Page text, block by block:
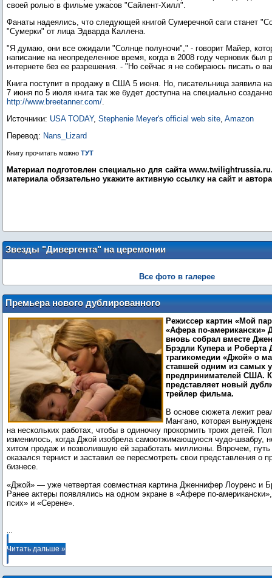
своей ролью в фильме ужасов "Сайлент-Хилл".
Фанаты надеялись, что следующей книгой Сумеречной саги станет
"Сумерки" от лица Эдварда Каллена.
"Я думаю, они все ожидали "Солнце полуночи"," - говорит Майер,
написание на неопределенное время, когда в 2008 году черновик был
интернете без ее разрешения. - "Но сейчас я не собираюсь писать о
Книга поступит в продажу в США 5 июня. Но, писательница заявила
7 июня по 5 июля книга так же будет доступна на специально
http://www.breetanner.com/.
Источники: USA TODAY, Stephenie Meyer's official web site, Amazon
Перевод: Nans_Lizard
Книгу прочитать можно ТУТ
Материал подготовлен специально для сайта
материала обязательно укажите активную ссылку на сайт и
Звезды "Дивергента" на церемонии
Women In Hollywood Awards (19 октября)
Все фото в галерее
Премьера нового дублированного
трейлера «Джой»
Режиссер картин «Мой
«Афера по-американски»
вновь собрал вместе
Брэдли Купера и Роберта
трагикомедии «Джой» о
ставшей одним из самых
предпринимателей США.
представляет новый
трейлер фильма.
В основе сюжета лежит
Мангано, которая
на нескольких работах, чтобы в одиночку прокормить троих детей.
изменилось, когда Джой изобрела самоотжимающуюся чудо-швабру,
хитом продаж и позволившую ей заработать миллионы. Впрочем,
оказался тернист и заставил ее пересмотреть свои представления о
бизнесе.
«Джой» — уже четвертая совместная картина Дженнифер Лоуренс и
Ранее актеры появлялись на одном экране в «Афере по-
псих» и «Серене».
Читать дальше »